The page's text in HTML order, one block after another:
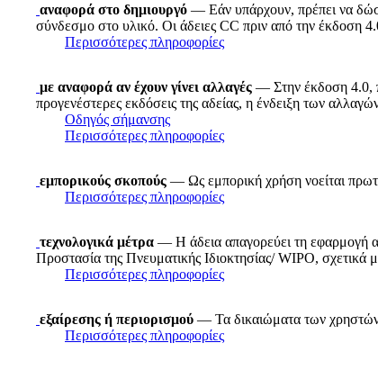
αναφορά στο δημιουργό — Εάν υπάρχουν, πρέπει να
σύνδεσμο στο υλικό. Οι άδειες CC πριν από την έκδοση
Περισσότερες πληροφορίες
με αναφορά αν έχουν γίνει αλλαγές — Στην έκδοση 4.0,
προγενέστερες εκδόσεις της αδείας, η ένδειξη των
Οδηγός σήμανσης
Περισσότερες πληροφορίες
εμπορικούς σκοπούς — Ως εμπορική χρήση νοείται
Περισσότερες πληροφορίες
τεχνολογικά μέτρα — Η άδεια απαγορεύει τη εφαρμογή
Προστασία της Πνευματικής Ιδιοκτησίας/ WIPO, σχετικά
Περισσότερες πληροφορίες
εξαίρεσης ή περιορισμού — Τα δικαιώματα των χρηστών,
Περισσότερες πληροφορίες